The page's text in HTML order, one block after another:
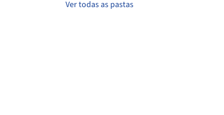
Ver todas as pastas